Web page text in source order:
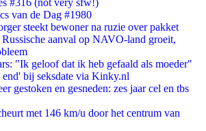
#316 (not very sfw!)
van de Dag #1980
steekt bewoner na ruzie over pakket
aanval op NAVO-land groeit,
"Ik geloof dat ik heb gefaald als moeder"
end' bij seksdate via Kinky.nl
gestoken en gesneden: zes jaar cel en tbs
met 146 km/u door het centrum van